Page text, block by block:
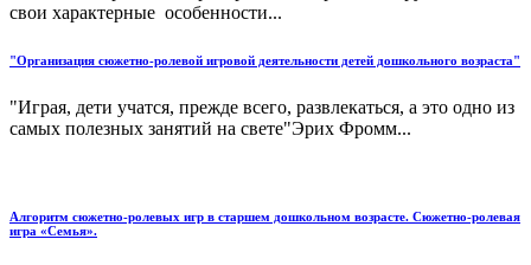
свои характерные особенности...
"Организация сюжетно-ролевой игровой деятельности детей дошкольного возраста"
"Играя, дети учатся, прежде всего, развлекаться, а это одно из
самых полезных занятий на свете"Эрих Фромм...
Алгоритм сюжетно-ролевых игр в старшем дошкольном возрасте. Сюжетно-ролевая
игра «Семья».